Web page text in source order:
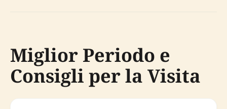
Miglior Periodo e
Consigli per la Visita